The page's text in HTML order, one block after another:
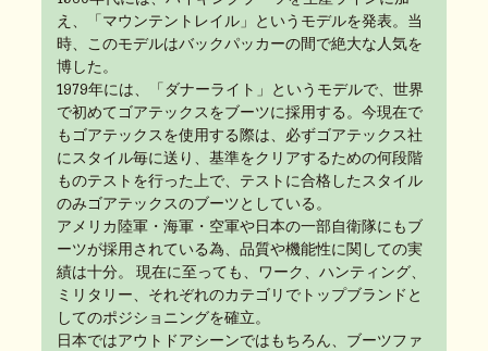
え、「マウンテントレイル」というモデルを発表。当
時、このモデルはバックパッカーの間で絶大な人気を
博した。
1979年には、「ダナーライト」というモデルで、世界
で初めてゴアテックスをブーツに採用する。今現在で
もゴアテックスを使用する際は、必ずゴアテックス社
にスタイル毎に送り、基準をクリアするための何段階
ものテストを行った上で、テストに合格したスタイル
のみゴアテックスのブーツとしている。
アメリカ陸軍・海軍・空軍や日本の一部自衛隊にもブ
ーツが採用されている為、品質や機能性に関しての実
績は十分。 現在に至っても、ワーク、ハンティング、
ミリタリー、それぞれのカテゴリでトップブランドと
してのポジショニングを確立。
日本ではアウトドアシーンではもちろん、ブーツファ